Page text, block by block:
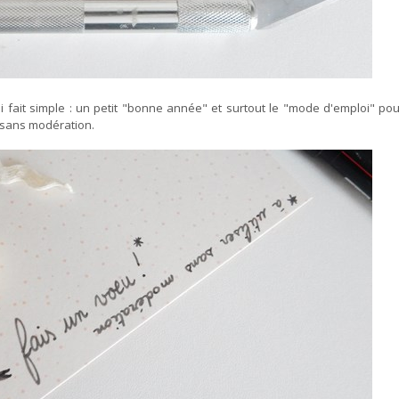
simple : un petit "bonne année" et surtout le "mode d'emploi"
modération.